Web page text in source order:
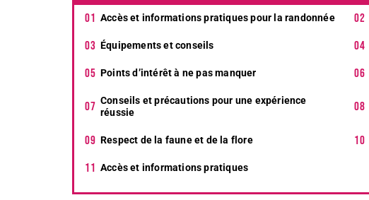
Accès et informations pratiques pour la randonnée
Équipements et conseils
Points d’intérêt à ne pas manquer
Conseils et précautions pour une expérience
réussie
Respect de la faune et de la flore
Accès et informations pratiques